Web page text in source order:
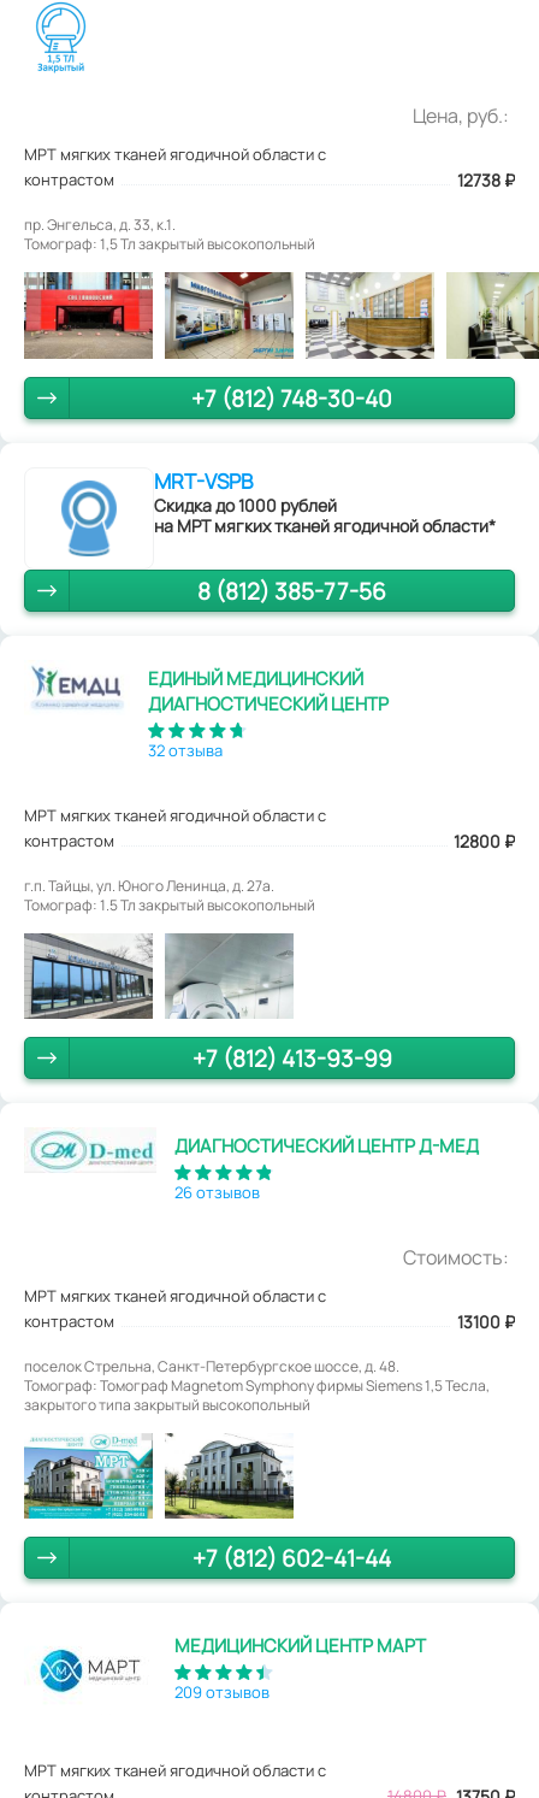
Цена, руб.:
МРТ мягких тканей ягодичной области с
контрастом
12738 ₽
пр. Энгельса, д. 33, к.1.
Томограф: 1,5 Тл закрытый высокопольный
+7 (812) 748-30-40
MRT-VSPB
Скидка до 1000 рублей
на МРТ мягких тканей ягодичной области*
8 (812) 385-77-56
ЕДИНЫЙ МЕДИЦИНСКИЙ
ДИАГНОСТИЧЕСКИЙ ЦЕНТР
32 отзыва
МРТ мягких тканей ягодичной области с
контрастом
12800 ₽
г.п. Тайцы, ул. Юного Ленинца, д. 27а.
Томограф: 1.5 Тл закрытый высокопольный
+7 (812) 413-93-99
ДИАГНОСТИЧЕСКИЙ ЦЕНТР Д-МЕД
26 отзывов
Стоимость:
МРТ мягких тканей ягодичной области с
контрастом
13100 ₽
поселок Стрельна, Санкт-Петербургское шоссе, д. 48.
Томограф: Томограф Magnetom Symphony фирмы Siemens 1,5 Тесла,
закрытого типа закрытый высокопольный
+7 (812) 602-41-44
МЕДИЦИНСКИЙ ЦЕНТР МАРТ
209 отзывов
МРТ мягких тканей ягодичной области с